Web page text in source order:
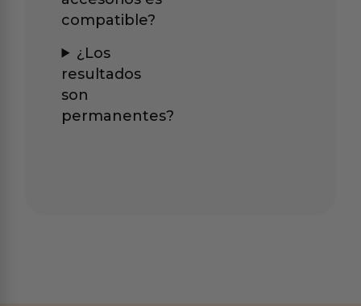
compatible?
¿Los
resultados
son
permanentes?